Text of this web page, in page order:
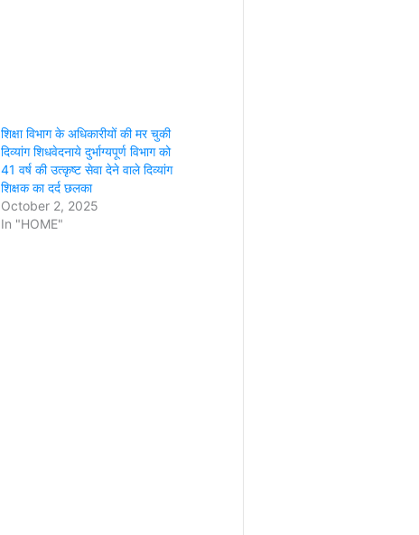
शिक्षा विभाग के अधिकारीयों की मर चुकी
दिव्यांग शिधवेदनाये दुर्भाग्यपूर्ण विभाग को
41 वर्ष की उत्कृष्ट सेवा देने वाले दिव्यांग
शिक्षक का दर्द छलका
October 2, 2025
In "HOME"